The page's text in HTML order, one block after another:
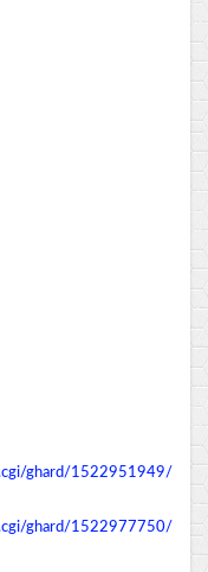
ghard/1522951949/
ghard/1522977750/